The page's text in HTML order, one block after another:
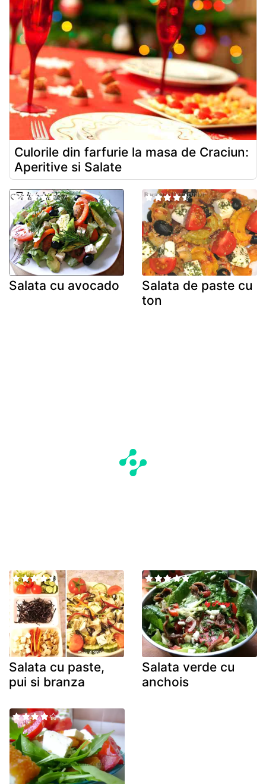
Culorile din farfurie la masa de Craciun:
Aperitive si Salate
Salata cu avocado
Salata de paste cu
ton
Salata cu paste,
pui si branza
Salata verde cu
anchois